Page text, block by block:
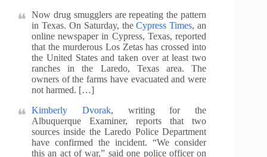
Now drug smugglers are repeating the pattern
in Texas. On Saturday, theCypress Times, an
online newspaper in Cypress, Texas, reported
that the murderous Los Zetas has crossed into
the United States and taken over at least two
ranches in the Laredo, Texas area. The
owners of the farms have evacuated and were
not harmed. […]
Kimberly Dvorak, writing for the
Albuquerque Examiner, reports that two
sources inside the Laredo Police Department
have confirmed the incident. “We consider
this an act of war,” said one police officer on